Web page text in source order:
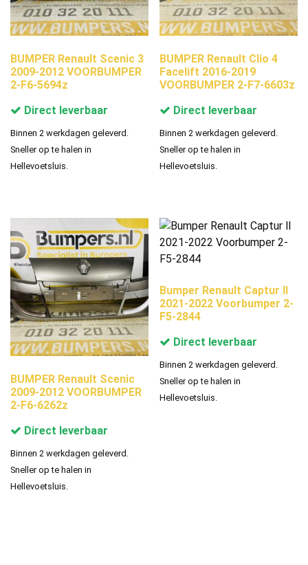
BUMPER Renault Scenic 3
2009-2012 VOORBUMPER
2-F6-5694z
Direct leverbaar
Binnen 2 werkdagen geleverd.
Sneller op te halen in
Hellevoetsluis.
BUMPER Renault Clio 4
Facelift 2016-2019
VOORBUMPER 2-F7-6603z
Direct leverbaar
Binnen 2 werkdagen geleverd.
Sneller op te halen in
Hellevoetsluis.
BUMPER Renault Scenic
2009-2012 VOORBUMPER
2-F6-6262z
Direct leverbaar
Binnen 2 werkdagen geleverd.
Sneller op te halen in
Hellevoetsluis.
Bumper Renault Captur ll
2021-2022 Voorbumper 2-
F5-2844
Direct leverbaar
Binnen 2 werkdagen geleverd.
Sneller op te halen in
Hellevoetsluis.